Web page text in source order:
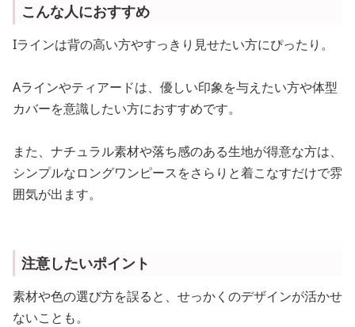
こんな人におすすめ
Iラインは背の高い方やすっきり見せたい方にぴったり。
Aラインやティアードは、優しい印象を与えたい方や体型
カバーを意識したい方におすすめです。
また、ナチュラル素材や落ち感のある生地が得意な方は、
シンプルなロングワンピースをさらりと着こなすだけで雰
囲気が出ます。
注意したいポイント
素材や色の選び方を誤ると、せっかくのデザインが活かせ
ないことも。